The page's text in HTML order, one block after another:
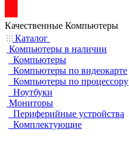
Качественные Компьютеры
Каталог
Компьютеры в наличии
Компьютеры
Компьютеры по видеокарте
Компьютеры по процессору
Ноутбуки
Мониторы
Периферийные устройства
Комплектующие